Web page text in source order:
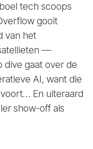
tech scoops
gooit
van het
—
dive gaat over de
AI, want die
En uiteraard
show-off als